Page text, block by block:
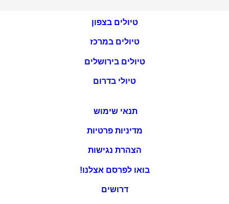
טיולים בצפון
טיולים במרכז
טיולים בירושלים
טיולי בדרום
תנאי שימוש
מדיניות פרטיות
הצהרת נגישות
בואו לפרסם אצלנו!
דרושים